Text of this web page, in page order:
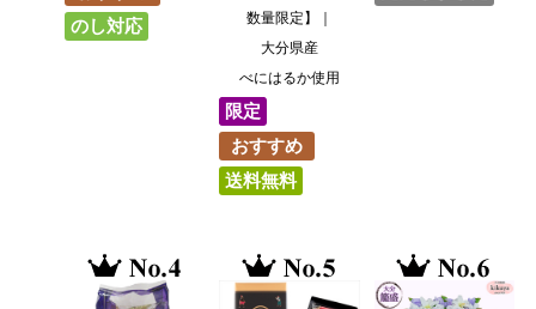
のし対応
数量限定】｜
大分県産
べにはるか使用
限定
おすすめ
送料無料